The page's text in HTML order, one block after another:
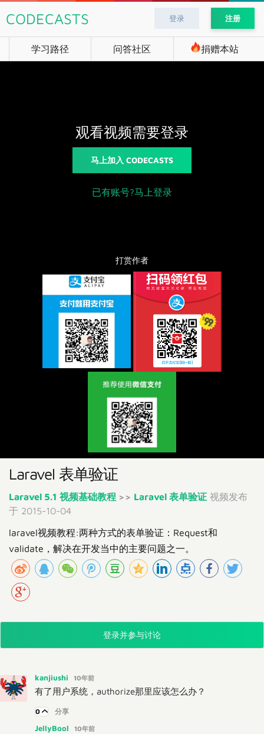
CODECASTS 登录 注册
学习路径 问答社区 捐赠本站
观看视频需要登录
马上加入 CODECASTS
已有账号?马上登录
打赏作者
Laravel 表单验证
Laravel 5.1 视频基础教程 >> Laravel 表单验证 视频发布
于 2015-10-04
laravel视频教程:两种方式的表单验证：Request和
validate，解决在开发当中的主要问题之一。
登录并参与讨论
kanjiushi 10年前
有了用户系统，authorize那里应该怎么办？
0 分享
JellyBool 10年前